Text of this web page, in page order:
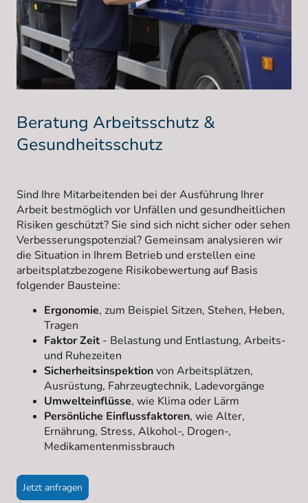
Beratung Arbeitsschutz &
Gesundheitsschutz
Sind Ihre Mitarbeitenden bei der Ausführung Ihrer
Arbeit bestmöglich vor Unfällen und gesundheitlichen
Risiken geschützt? Sie sind sich nicht sicher oder sehen
Verbesserungspotenzial? Gemeinsam analysieren wir
die Situation in Ihrem Betrieb und erstellen eine
arbeitsplatzbezogene Risikobewertung auf Basis
folgender Bausteine:
Ergonomie, zum Beispiel Sitzen, Stehen, Heben,
Tragen
Faktor Zeit- Belastung und Entlastung, Arbeits-
und Ruhezeiten
Sicherheitsinspektionvon Arbeitsplätzen,
Ausrüstung, Fahrzeugtechnik, Ladevorgänge
Umwelteinflüsse, wie Klima oder Lärm
Persönliche Einflussfaktoren, wie Alter,
Ernährung, Stress, Alkohol-, Drogen-,
Medikamentenmissbrauch
Jetzt anfragen